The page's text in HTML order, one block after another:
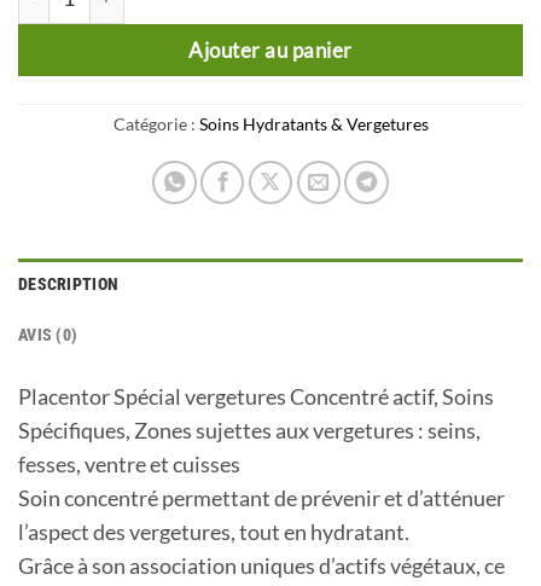
Ajouter au panier
Catégorie : Soins Hydratants & Vergetures
DESCRIPTION
AVIS (0)
Placentor Spécial vergetures Concentré actif, Soins
Spécifiques, Zones sujettes aux vergetures : seins,
fesses, ventre et cuisses
Soin concentré permettant de prévenir et d’atténuer
l’aspect des vergetures, tout en hydratant.
Grâce à son association uniques d’actifs végétaux, ce